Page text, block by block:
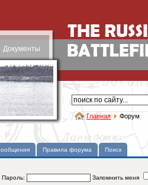
Документы
Главная Форум
Правила форума Поиск
Пароль:
Запомнить меня